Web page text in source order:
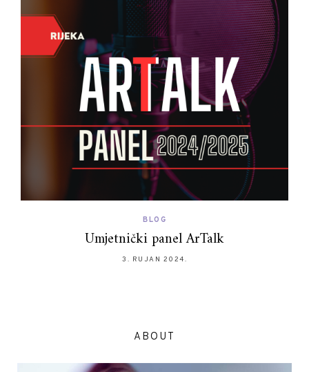
BLOG
Umjetnički panel ArTalk
3. RUJAN 2024.
ABOUT